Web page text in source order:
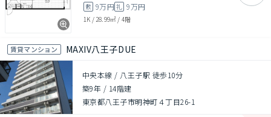
敷 9万円礼 9万円
1K / 28.99㎡ / 4階
賃貸マンション MAXIV八王子DUE
中央本線 / 八王子駅 徒歩10分
築9年 / 14階建
東京都八王子市明神町４丁目26-1